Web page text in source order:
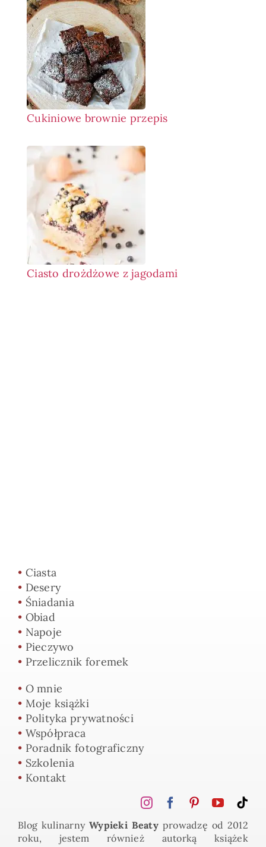
Cukiniowe brownie przepis
Ciasto drożdżowe z jagodami
• Ciasta
• Desery
• Śniadania
• Obiad
• Napoje
• Pieczywo
• Przelicznik foremek
• O mnie
• Moje książki
• Polityka prywatności
• Współpraca
• Poradnik fotograficzny
• Szkolenia
• Kontakt
Blog kulinarny Wypieki Beaty prowadzę od 2012
roku, jestem również autorką książek